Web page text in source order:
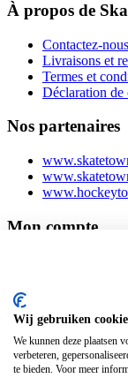
À propos de
Contactez-nous
Livraisons et
Termes et
Déclaration
Nos partenaires
Mon compte
Wij gebruiken
We kunnen deze plaatsen
verbeteren,
te bieden. Voor meer